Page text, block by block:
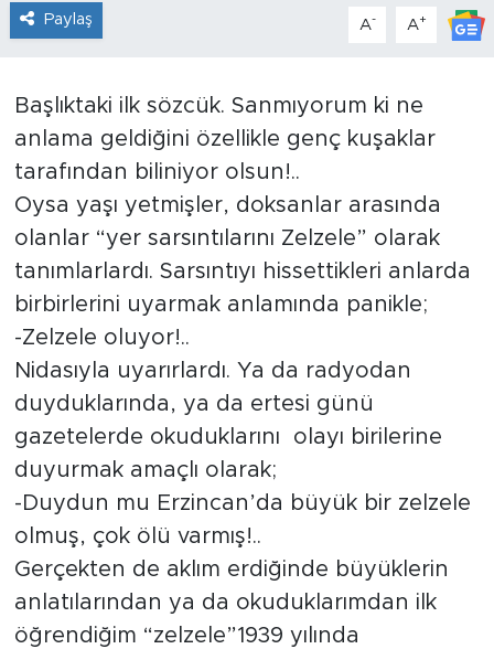
Paylaş A- A+
Başlıktaki ilk sözcük. Sanmıyorum ki ne
anlama geldiğini özellikle genç kuşaklar
tarafından biliniyor olsun!..
Oysa yaşı yetmişler, doksanlar arasında
olanlar “yer sarsıntılarını Zelzele” olarak
tanımlarlardı. Sarsıntıyı hissettikleri anlarda
birbirlerini uyarmak anlamında panikle;
-Zelzele oluyor!..
Nidasıyla uyarırlardı. Ya da radyodan
duyduklarında, ya da ertesi günü
gazetelerde okuduklarını olayı birilerine
duyurmak amaçlı olarak;
-Duydun mu Erzincan’da büyük bir zelzele
olmuş, çok ölü varmış!..
Gerçekten de aklım erdiğinde büyüklerin
anlatılarından ya da okuduklarımdan ilk
öğrendiğim “zelzele”1939 yılında
Kültür Sanat
Tarihçe
Söyleşi
Foto Şaka
Teknoloji
Politika
Haber Arşivi